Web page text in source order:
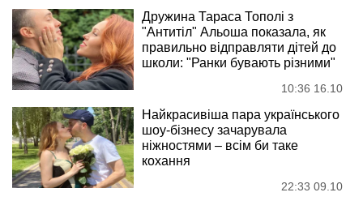
Дружина Тараса Тополі з
"Антитіл" Альоша показала, як
правильно відправляти дітей до
школи: "Ранки бувають різними"
10:36 16.10
Найкрасивіша пара українського
шоу-бізнесу зачарувала
ніжностями – всім би таке
кохання
22:33 09.10